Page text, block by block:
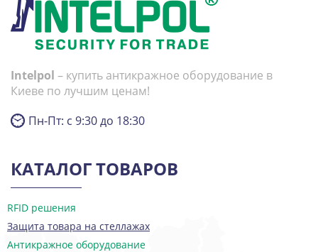
Intelpol – купить антикражное оборудование в
Киеве по лучшим ценам!
Пн-Пт: с 9:30 до 18:30
КАТАЛОГ ТОВАРОВ
RFID решения
Защита товара на стеллажах
Антикражное оборудование